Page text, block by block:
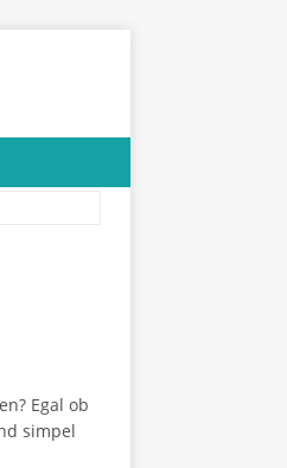
Egal ob
simpel